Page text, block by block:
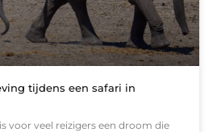
tijdens een safari in
voor veel reizigers een droom die